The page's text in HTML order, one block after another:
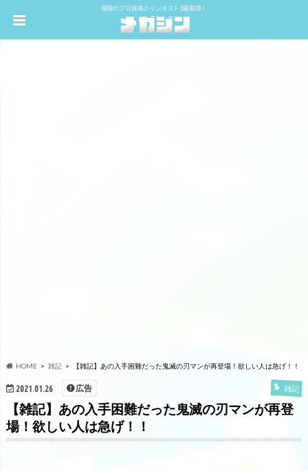
掃除のプロ資格クリンネスト1級取得！
HOME 雑記 【雑記】あの入手困難だった鬼滅の刃マンが再登場！欲しい人は急げ！！
2021.01.26 雑記
広告
【雑記】あの入手困難だった鬼滅の刃マンが再登
場！欲しい人は急げ！！